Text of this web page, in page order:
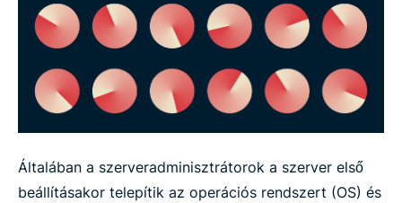
Általában a szerveradminisztrátorok a szerver első
beállításakor telepítik az operációs rendszert (OS) és